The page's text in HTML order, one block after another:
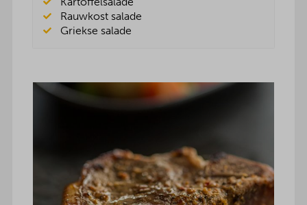
Rauwkost salade
Griekse salade